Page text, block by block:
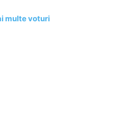
multe voturi